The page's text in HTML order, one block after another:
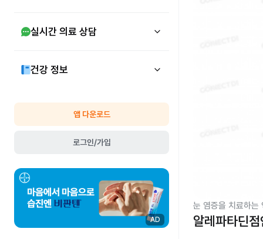
실시간 의료 상담
건강 정보
앱 다운로드
로그인/가입
AD
눈 염증을 치료하는
알레파타딘